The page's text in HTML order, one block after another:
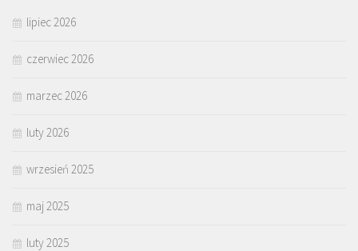
lipiec 2026
czerwiec 2026
marzec 2026
luty 2026
wrzesień 2025
maj 2025
luty 2025